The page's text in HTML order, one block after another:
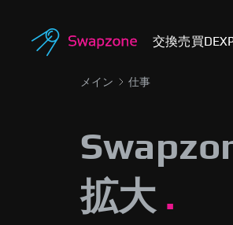
交換売買 DEX
メイン 仕事
拡大